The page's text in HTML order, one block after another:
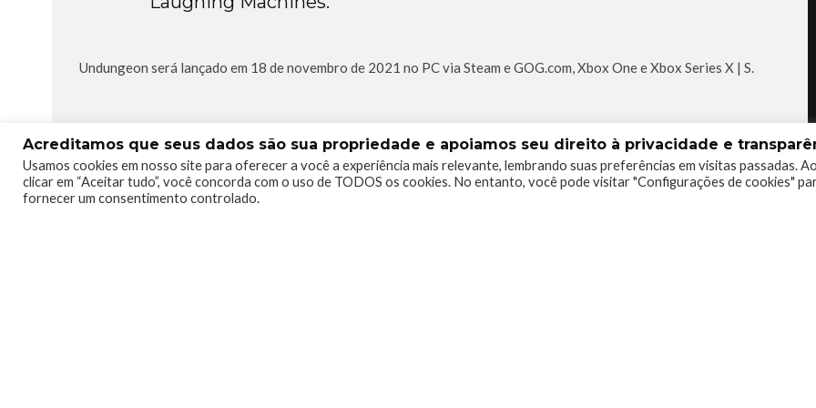
Undungeon será lançado em 18 de novembro de 2021 no PC via Steam e GOG.com, Xbox One e Xbox Series X | S.
TAGS GAMEPASS UNDUNGEON XBOX XBOXBR
Acreditamos que seus dados são sua propriedade e apoiamos seu direito à privacidade e
Usamos cookies em nosso site para oferecer a você a experiência mais relevante, lembrando suas preferências em visitas passadas. Ao
clicar em “Aceitar tudo”, você concorda com o uso de TODOS os cookies. No entanto, você pode visitar "Configurações de cookies"
fornecer um consentimento controlado.